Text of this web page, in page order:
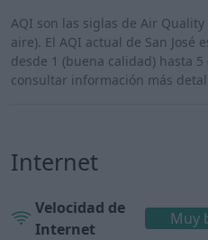
AQI son las siglas de Air
aire). El AQI actual de San José
desde 1 (buena calidad) hasta
consultar información más
Internet
Velocidad de
Internet
Muy